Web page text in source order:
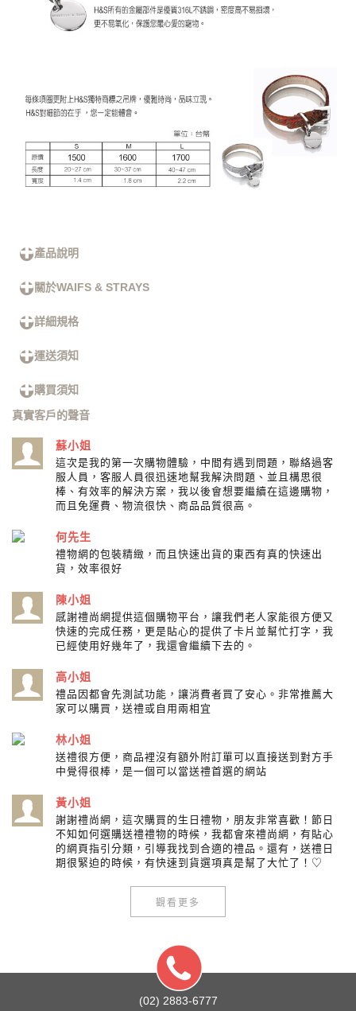
產品說明
關於WAIFS & STRAYS
詳細規格
運送須知
購買須知
真實客戶的聲音
蘇小姐
這次是我的第一次購物體驗，中間有遇到問題，聯絡過客
服人員，客服人員很迅速地幫我解決問題、並且構思很
棒、有效率的解決方案，我以後會想要繼續在這邊購物，
而且免運費、物流很快、商品品質很高。
何先生
禮物網的包裝精緻，而且快速出貨的東西有真的快速出
貨，效率很好
陳小姐
感謝禮尚網提供這個購物平台，讓我們老人家能很方便又
快速的完成任務，更是貼心的提供了卡片並幫忙打字，我
已經使用好幾年了，我還會繼續下去的。
高小姐
禮品因都會先測試功能，讓消費者買了安心。非常推薦大
家可以購買，送禮或自用兩相宜
林小姐
送禮很方便，商品裡沒有額外附訂單可以直接送到對方手
中覺得很棒，是一個可以當送禮首選的網站
黃小姐
謝謝禮尚網，這次購買的生日禮物，朋友非常喜歡！節日
不知如何選購送禮禮物的時候，我都會來禮尚網，有貼心
的網頁指引分類，引導我找到合適的禮品。還有，送禮日
期很緊迫的時候，有快速到貨選項真是幫了大忙了！♡
觀看更多
(02) 2883-6777